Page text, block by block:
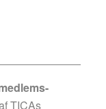
TICAs